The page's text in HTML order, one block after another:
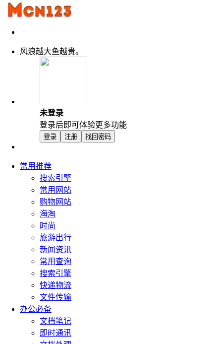
风浪越大鱼越贵。
未登录
登录后即可体验更多功能
登录 注册 找回密码
常用推荐
搜索引擎
常用网站
购物网站
海淘
时尚
旅游出行
新闻资讯
常用查询
搜索引擎
快递物流
文件传输
办公必备
文档笔记
即时通讯